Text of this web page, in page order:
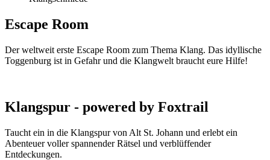
Escape Room
Der weltweit erste Escape Room zum Thema Klang. Das idyllische
Toggenburg ist in Gefahr und die Klangwelt braucht eure Hilfe!
Klangspur - powered by Foxtrail
Taucht ein in die Klangspur von Alt St. Johann und erlebt ein
Abenteuer voller spannender Rätsel und verblüffender
Entdeckungen.